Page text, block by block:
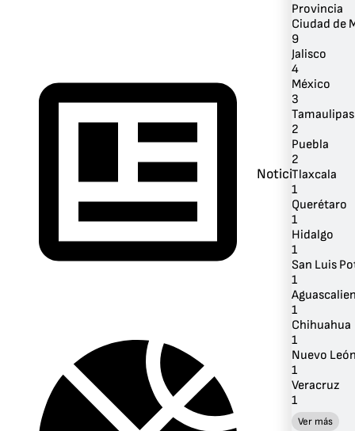
Noticias
Provincia
Ciudad de
9
Jalisco
4
México
3
Tamaulipas
2
Puebla
2
Tlaxcala
1
Querétaro
1
Hidalgo
1
San Luis
1
1
Chihuahua
1
Nuevo
1
Veracruz
1
Ver más